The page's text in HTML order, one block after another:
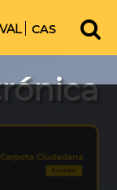
VAL CAS